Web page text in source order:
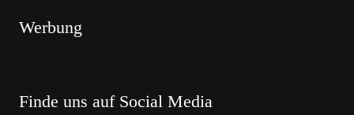
Werbung
Finde uns auf Social Media